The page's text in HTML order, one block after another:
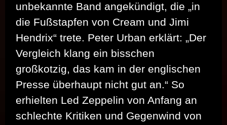
unbekannte Band angekündigt, die „in
die Fußstapfen von Cream und Jimi
Hendrix“ trete. Peter Urban erklärt: „Der
Vergleich klang ein bisschen
großkotzig, das kam in der englischen
Presse überhaupt nicht gut an.“ So
erhielten Led Zeppelin von Anfang an
schlechte Kritiken und Gegenwind von